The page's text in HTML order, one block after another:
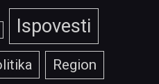
Ispovesti
Region